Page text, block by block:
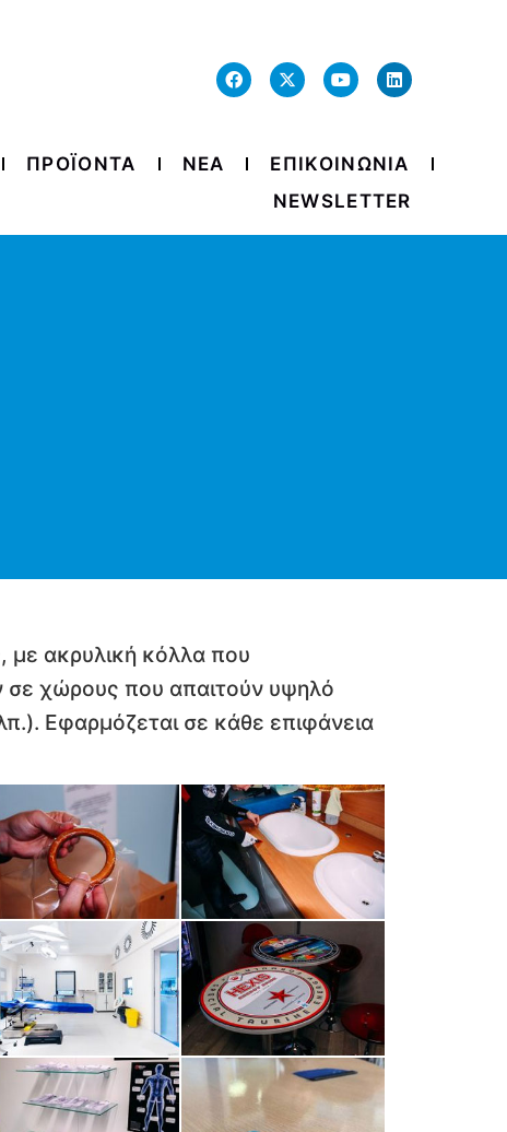
ΠΡΟΪΟΝΤΑ ΝΕΑ
ΕΠΙΚΟΙΝΩΝΙΑ
NEWSLETTER
με ακρυλική κόλλα που
σε χώρους που απαιτούν υψηλό
Εφαρμόζεται σε κάθε επιφάνεια